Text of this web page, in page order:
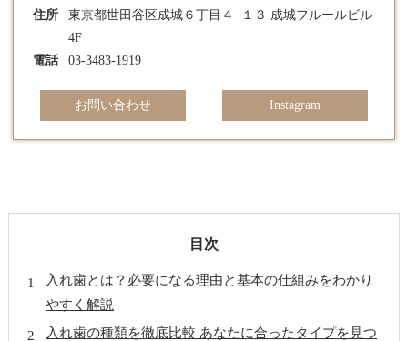
住所
東京都世田谷区成城６丁目４−１３ 成城フルールビル
4F
電話
03-3483-1919
お問い合わせ Instagram
目次
入れ歯とは？必要になる理由と基本の仕組みをわかり
やすく解説
入れ歯の種類を徹底比較 あなたに合ったタイプを見つ